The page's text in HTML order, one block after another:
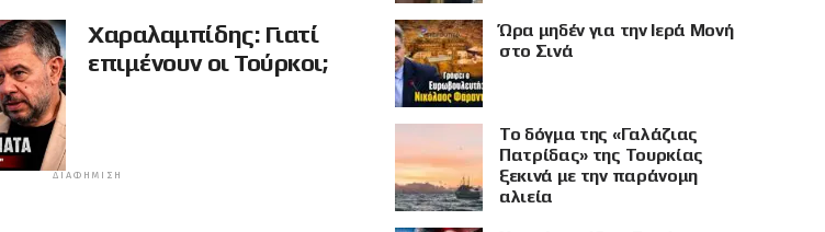
Χαραλαμπίδης: Γιατί
επιμένουν οι Τούρκοι;
ΔΙΑΦΉΜΙΣΗ
Ώρα μηδέν για την Ιερά Μονή
στο Σινά
Το δόγμα της «Γαλάζιας
Πατρίδας» της Τουρκίας
ξεκινά με την παράνομη
αλιεία